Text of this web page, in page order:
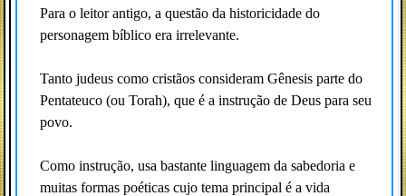
Para o leitor antigo, a questão da historicidade do
personagem bíblico era irrelevante.
Tanto judeus como cristãos consideram Gênesis parte do
Pentateuco (ou Torah), que é a instrução de Deus para seu
povo.
Como instrução, usa bastante linguagem da sabedoria e
muitas formas poéticas cujo tema principal é a vida